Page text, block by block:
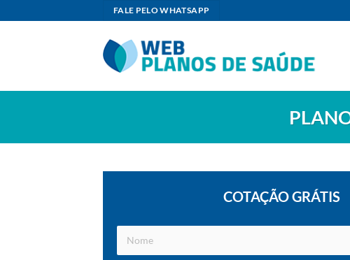
FALE PELO WHATSAPP
COTAÇÃO GRÁTIS